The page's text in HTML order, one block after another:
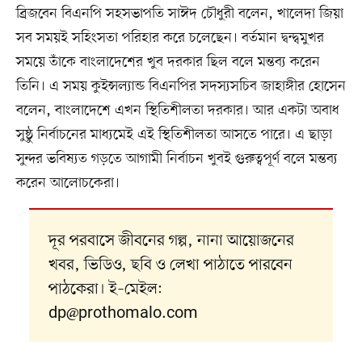
ব্রিজবেন বিএনপি সহসভাপতি সাঈদ চৌধুরী বলেন, খালেদা জিয়া
সব সময়ই সহিংসতা পরিহার করে চলেছেন। বর্তমান দ্বন্দ্বমুখর
সময়ে তাঁকে বাংলাদেশের খুব দরকার ছিল বলে মন্তব্য করেন
তিনি। এ সময় কুইন্সল্যান্ড বিএনপির সদস্যসচিব জাহাঙ্গীর হোসেন
বলেন, বাংলাদেশে এখন স্থিতিশীলতা দরকার। আর একটা অবাধ
সুষ্ঠু নির্বাচনের মাধ্যমেই এই স্থিতিশীলতা আসতে পারে। এ ছাড়া
সুন্দর ভবিষ্যত গড়তে আগামী নির্বাচন খুবই গুরুত্বপূর্ণ বলে মন্তব্য
করেন আলোচকেরা।
দূর পরবাসে জীবনের গল্প, নানা আয়োজনের
খবর, ভিডিও, ছবি ও লেখা পাঠাতে পারবেন
পাঠকেরা। ই–মেইল:
dp@prothomalo.com